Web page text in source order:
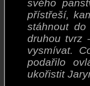
svého
přístřeší,
stáhnout
druhou tvrz
vysmívat.
podařilo
ukořistit